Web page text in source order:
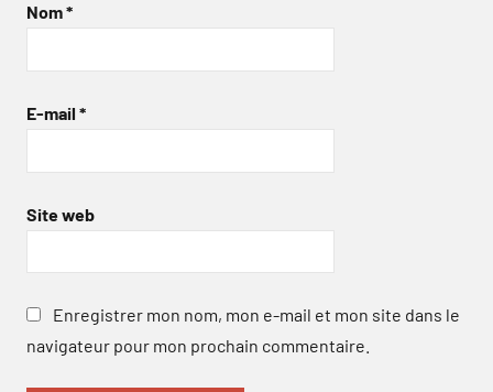
Nom*
E-mail *
Site web
Enregistrer mon nom, mon e-mail et mon site dans le
navigateur pour mon prochain commentaire.